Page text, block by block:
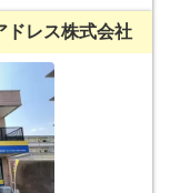
レス株式会社